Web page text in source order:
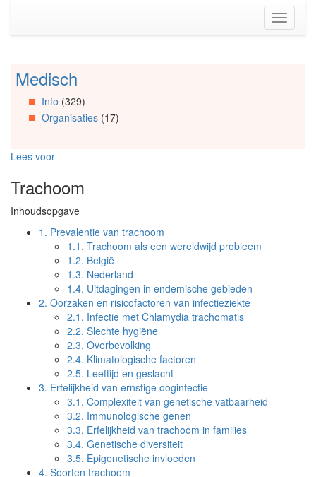
(Accesskey
Toggle
Spring
Artikels
Spring
Spring
Organisaties
Spring
naar
Social
Medisch
Info (329)
Organisaties(17)
Lees voor
Trachoom
Inhoudsopgave
1. Prevalentie van trachoom
1.1. Trachoom als een wereldwijd probleem
1.2. België
1.3. Nederland
1.4. Uitdagingen in endemische gebieden
2. Oorzaken en risicofactoren van infectieziekte
2.1. Infectie met Chlamydia trachomatis
2.2. Slechte hygiëne
2.3. Overbevolking
2.4. Klimatologische factoren
2.5. Leeftijd en geslacht
3. Erfelijkheid van ernstige ooginfectie
3.1. Complexiteit van genetische vatbaarheid
3.2. Immunologische genen
3.3. Erfelijkheid van trachoom in families
3.4. Genetische diversiteit
3.5. Epigenetische invloeden
4. Soorten trachoom